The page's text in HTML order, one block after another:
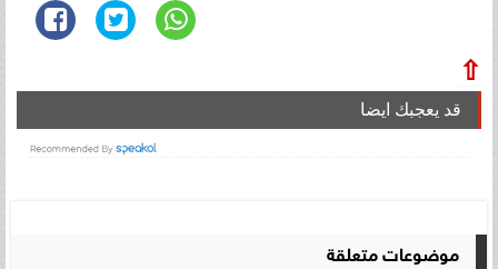
⇧
قد يعجبك ايضا
موضوعات متعلقة